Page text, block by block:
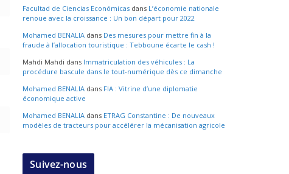
Facultad de Ciencias Económicas dans L’économie nationale
renoue avec la croissance : Un bon départ pour 2022
Mohamed BENALIA dans Des mesures pour mettre fin à la
fraude à l’allocation touristique : Tebboune écarte le cash !
Mahdi Mahdi dans Immatriculation des véhicules : La
procédure bascule dans le tout-numérique dès ce dimanche
Mohamed BENALIA dans FIA : Vitrine d’une diplomatie
économique active
Mohamed BENALIA dans ETRAG Constantine : De nouveaux
modèles de tracteurs pour accélérer la mécanisation agricole
Suivez-nous